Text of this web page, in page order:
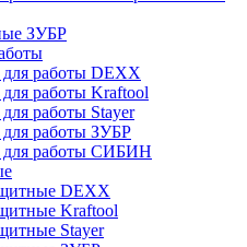
ЗУБР
работы DEXX
работы Kraftool
работы Stayer
работы ЗУБР
для работы СИБИН
DEXX
Kraftool
Stayer